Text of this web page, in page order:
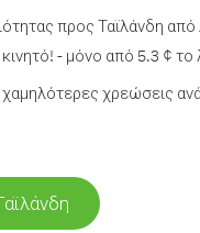
προς Ταϊλάνδη
- μόνο από 5.3 ¢ το
χρεώσεις